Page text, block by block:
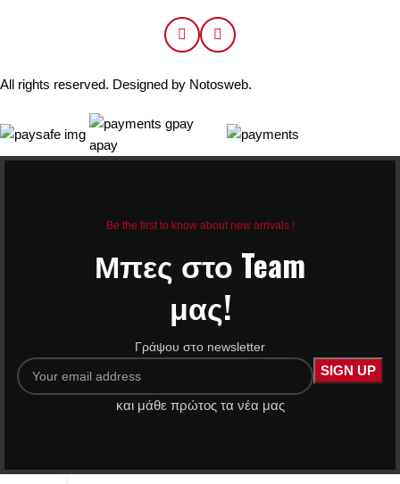
All rights reserved. Designed by Notosweb.
Be the first to know about new arrivals !
Μπες στο Team
μας!
Γράψου στο newsletter
και μάθε πρώτος τα νέα μας